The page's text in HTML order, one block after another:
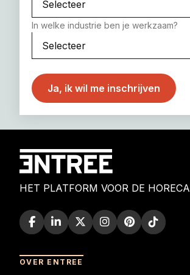
In welke industrie ben je werkzaam?
HET PLATFORM VOOR DE HORECA
OVER ENTREE